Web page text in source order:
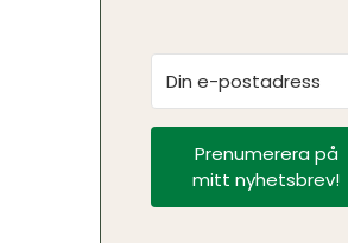
Prenumerera på
mitt nyhetsbrev!